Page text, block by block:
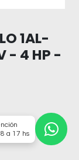
1AL-
- 4 HP -
a 17 hs